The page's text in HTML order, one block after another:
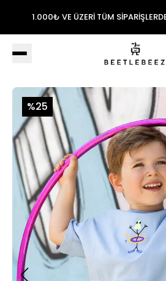
1.000₺ VE ÜZERİ TÜM
%25